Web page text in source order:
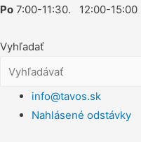
Po 7:00-11:30. 12:00-15:00 |
Vyhľadať
info@tavos.sk
Nahlásené odstávky